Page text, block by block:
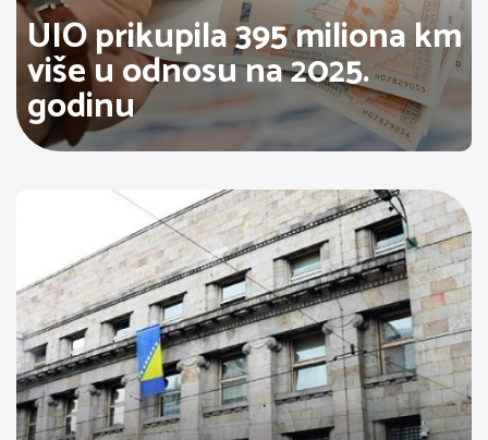
UIO prikupila 395 miliona km
više u odnosu na 2025.
godinu